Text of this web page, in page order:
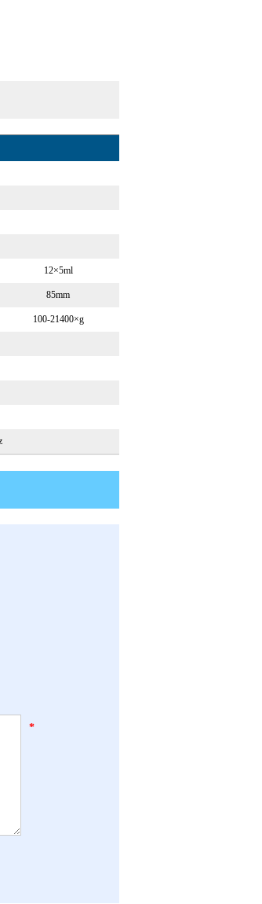
12×5ml
85mm
100-21400×g
*